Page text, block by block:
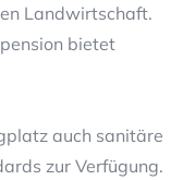
Landwirtschaft.
bietet
auch sanitäre
zur Verfügung.